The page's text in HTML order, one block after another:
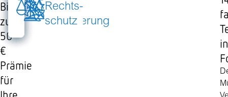
Bis
zu
50
€
Prämie
für
Handwerker­
Schutz
Kranken­
versicherung
Unfall­
versicherung
Rechts­
schutz
in